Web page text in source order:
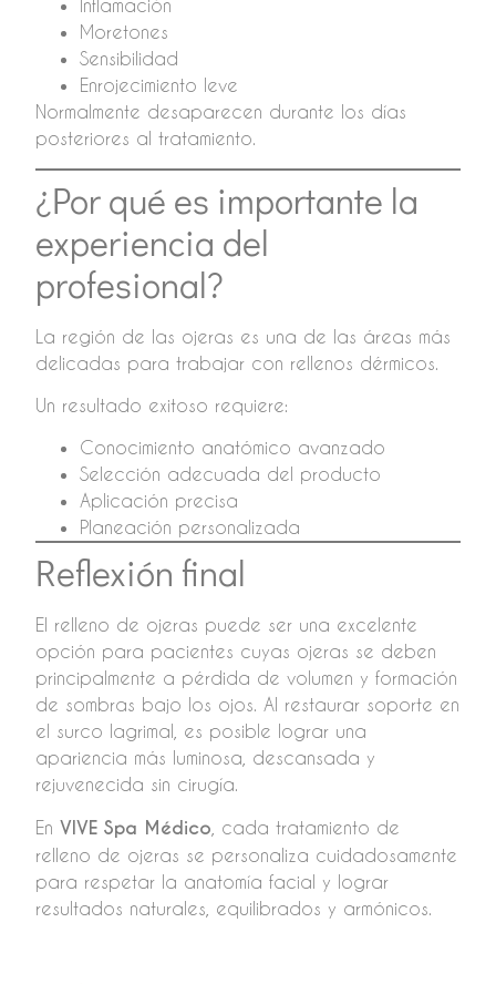
Inflamación
Moretones
Sensibilidad
Enrojecimiento leve
Normalmente desaparecen durante los días
posteriores al tratamiento.
¿Por qué es importante la
experiencia del
profesional?
La región de las ojeras es una de las áreas más
delicadas para trabajar con rellenos dérmicos.
Un resultado exitoso requiere:
Conocimiento anatómico avanzado
Selección adecuada del producto
Aplicación precisa
Planeación personalizada
Reflexión final
El relleno de ojeras puede ser una excelente
opción para pacientes cuyas ojeras se deben
principalmente a pérdida de volumen y formación
de sombras bajo los ojos. Al restaurar soporte en
el surco lagrimal, es posible lograr una
apariencia más luminosa, descansada y
rejuvenecida sin cirugía.
En VIVE Spa Médico , cada tratamiento de
relleno de ojeras se personaliza cuidadosamente
para respetar la anatomía facial y lograr
resultados naturales, equilibrados y armónicos.